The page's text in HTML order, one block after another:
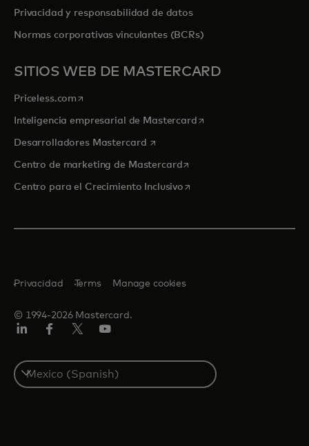
Privacidad y responsabilidad de datos
Normas corporativas vinculantes (BCRs)
SITIOS WEB DE MASTERCARD
Priceless.com se abre en una pestaña nueva
Inteligencia empresarial de Mastercardse abre en una pestaña
Desarrolladores Mastercard se abre en una pestaña nueva
Centro de marketing de Mastercardse abre en una pestaña
Centro para el Crecimiento Inclusivose abre en una pestaña
© 1994-2026 Mastercard.
Privacidad Terms Manage cookies
Select
a
country